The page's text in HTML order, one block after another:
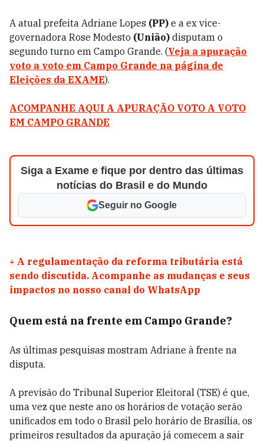
A atual prefeita Adriane Lopes (PP) e a ex vice-
governadora Rose Modesto (União) disputam o
segundo turno em Campo Grande. (Veja a apuração
voto a voto em Campo Grande na página de
Eleições da EXAME).
ACOMPANHE AQUI A APURAÇÃO VOTO A VOTO
EM CAMPO GRANDE
Siga a Exame e fique por dentro das últimas
notícias do Brasil e do Mundo
Seguir no Google
+ A regulamentação da reforma tributária está
sendo discutida. Acompanhe as mudanças e seus
impactos no nosso canal do WhatsApp
Quem está na frente em Campo Grande?
As últimas pesquisas mostram Adriane à frente na
disputa.
A previsão do Tribunal Superior Eleitoral (TSE) é que,
uma vez que neste ano os horários de votação serão
unificados em todo o Brasil pelo horário de Brasília, os
primeiros resultados da apuração já comecem a sair